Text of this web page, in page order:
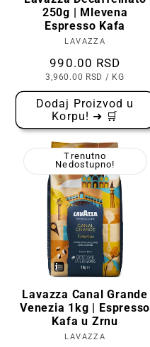
250g | Mlevena
Espresso Kafa
Prodavac:
LAVAZZA
Cena
990.00 RSD
CENA
KOMADU
3,960.00 RSD / PO
KG
Dodaj Proizvod u
Korpu! ➜ 🛒
Trenutno
Nedostupno!
Lavazza Canal Grande
Venezia 1kg | Espresso
Kafa u Zrnu
Prodavac:
LAVAZZA